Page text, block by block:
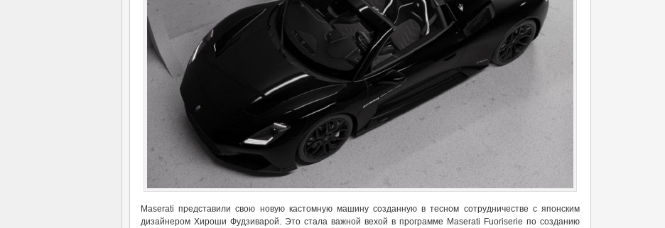
Maserati представили свою новую кастомную машину созданную в тесном сотрудничестве с японским
дизайнером Хироши Фудзиварой. Это стала важной вехой в программе Maserati Fuoriserie по созданию